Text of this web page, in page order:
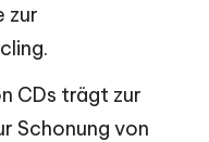
zur
CDs trägt zur
Schonung von